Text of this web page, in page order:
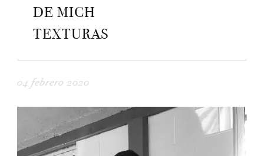
DE MICH
TEXTURAS
04 febrero 2020